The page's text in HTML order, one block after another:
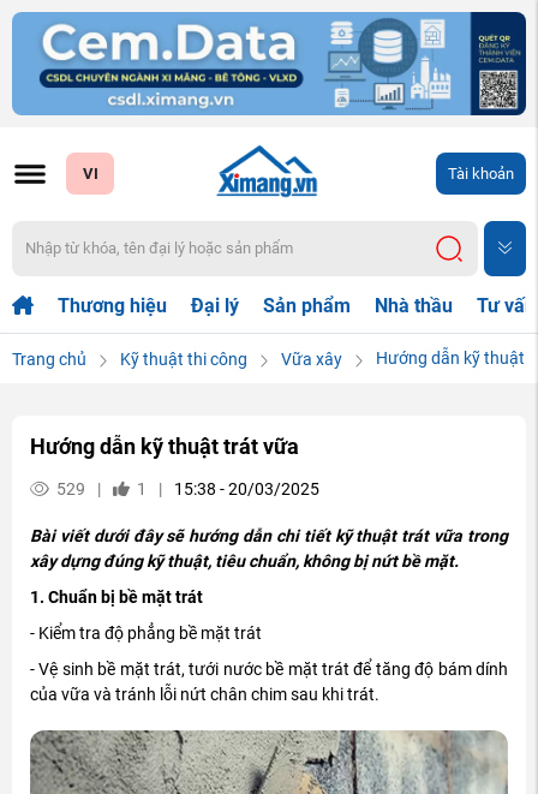
VI Tài khoản
Thương hiệu Đại lý Sản phẩm Nhà thầu Tư
Trang chủ Kỹ thuật thi công Vữa xây Hướng dẫn kỹ thuật
Hướng dẫn kỹ thuật trát vữa
529 | 1 | 15:38 - 20/03/2025
Bài viết dưới đây sẽ hướng dẫn chi tiết kỹ thuật trát vữa trong
xây dựng đúng kỹ thuật, tiêu chuẩn, không bị nứt bề mặt.
1. Chuẩn bị bề mặt trát
- Kiểm tra độ phẳng bề mặt trát
- Vệ sinh bề mặt trát, tưới nước bề mặt trát để tăng độ bám dính
của vữa và tránh lỗi nứt chân chim sau khi trát.